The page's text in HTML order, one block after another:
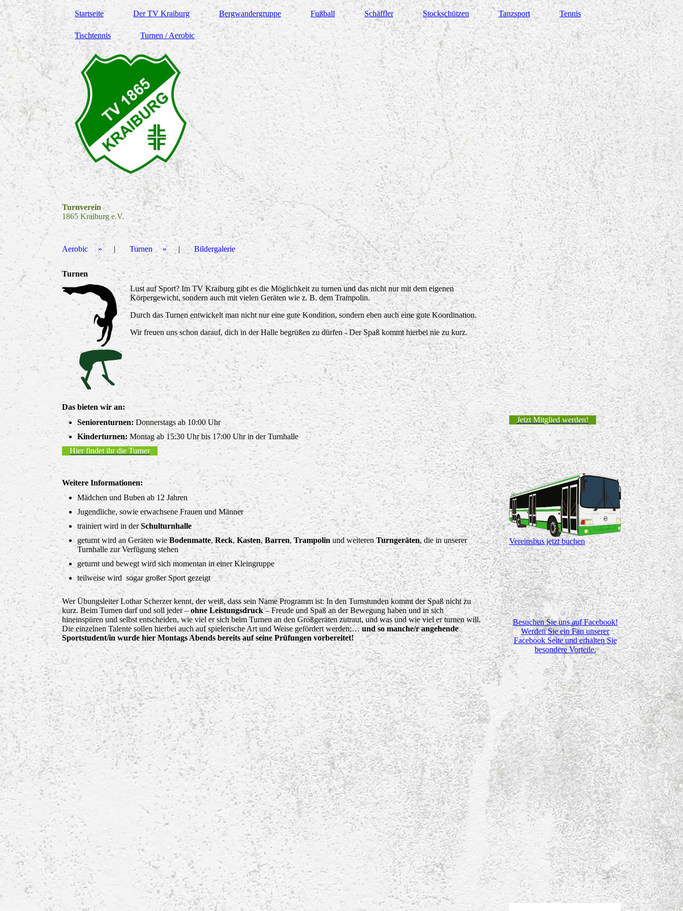
Startseite Der TV Kraiburg Bergwandergruppe Fußball Schäffler Stockschützen Tanzsport Tennis
Tischtennis Turnen / Aerobic
Turnverein
1865 Kraiburg e.V.
Aerobic Turnen Bildergalerie
Turnen
Lust auf Sport? Im TV Kraiburg gibt es die Möglichkeit zu turnen und das nicht nur mit dem eigenen
Körpergewicht, sondern auch mit vielen Geräten wie z. B. dem Trampolin.
Durch das Turnen entwickelt man nicht nur eine gute Kondition, sondern eben auch eine gute Koordination.
Wir freuen uns schon darauf, dich in der Halle begrüßen zu dürfen - Der Spaß kommt hierbei nie zu kurz.
Das bieten wir an:
Seniorenturnen: Donnerstags ab 10:00 Uhr
Kinderturnen: Montag ab 15:30 Uhr bis 17:00 Uhr in der Turnhalle
Hier findet ihr die Turner
Weitere Informationen:
Mädchen und Buben ab 12 Jahren
Jugendliche, sowie erwachsene Frauen und Männer
trainiert wird in derSchulturnhalle
geturnt wird an Geräten wieBodenmatte,Reck, Kasten, Barren, Trampolin und weiterenTurngeräten, die in unserer
Turnhalle zur Verfügung stehen
geturnt und bewegt wird sich momentan in einer Kleingruppe
teilweise wird sogar großer Sport gezeigt
Wer Übungsleiter Lothar Scherzer kennt, der weiß, dass sein Name Programm ist: In den Turnstunden kommt der Spaß nicht zu
kurz. Beim Turnen darf und soll jeder – ohne Leistungsdruck– Freude und Spaß an der Bewegung haben und in sich
hineinspüren und selbst entscheiden, wie viel er sich beim Turnen an den Großgeräten zutraut, und was und wie viel er turnen will.
Die einzelnen Talente sollen hierbei auch auf spielerische Art und Weise gefördert werden;…und so manche/r angehende
Sportstudent/in wurde hier Montags Abends bereits auf seine Prüfungen vorbereitet!
Jetzt Mitglied werden!
Vereinsbus jetzt buchen
Besuchen Sie uns auf Facebook!
Werden Sie ein Fan unserer
Facebook Seite und erhalten Sie
besondere Vorteile.